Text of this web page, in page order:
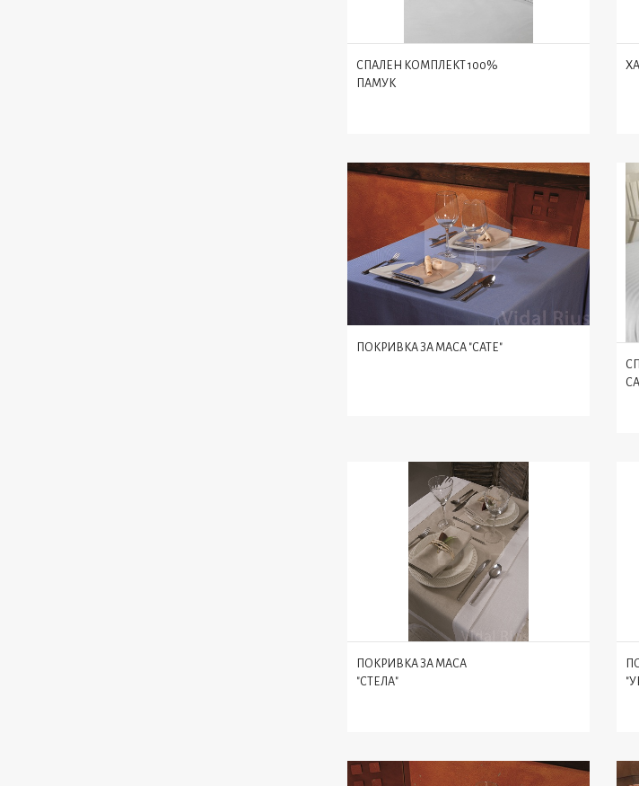
СПАЛЕН КОМПЛЕКТ 100%
ПАМУК
ПОКРИВКА ЗА МАСА "САТЕ"
ПОКРИВКА ЗА МАСА
"СТЕЛА"